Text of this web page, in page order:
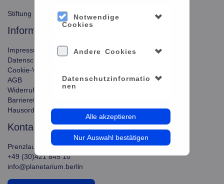
Notwendige
Cookies
Andere Cookies
Datenschutzinformatio
nen
Alle akzeptieren
Nur Auswahl bestätigen
Stiftung Planetarium Berlin Konto verwalten
information
Impressum
Datenschutz
Cookie-Verwendung
AGB
Widerrufsbelehrung
Barrierefreiheit
Hausordnung
kontakt
Prenzlauer Allee 80, 10405 Berlin
+49 (30)421 845 10
info@planetarium.berlin